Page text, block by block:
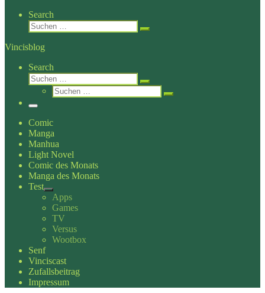
Search
Suche
Suchen …
Vincisblog
Search
Suche
Suchen …
Suche
Suchen …
Menü
Comic
Manga
Manhua
Light Novel
Comic des Monats
Manga des Monats
Test
Apps
Games
TV
Versus
Wootbox
Senf
Vinciscast
Zufallsbeitrag
Impressum